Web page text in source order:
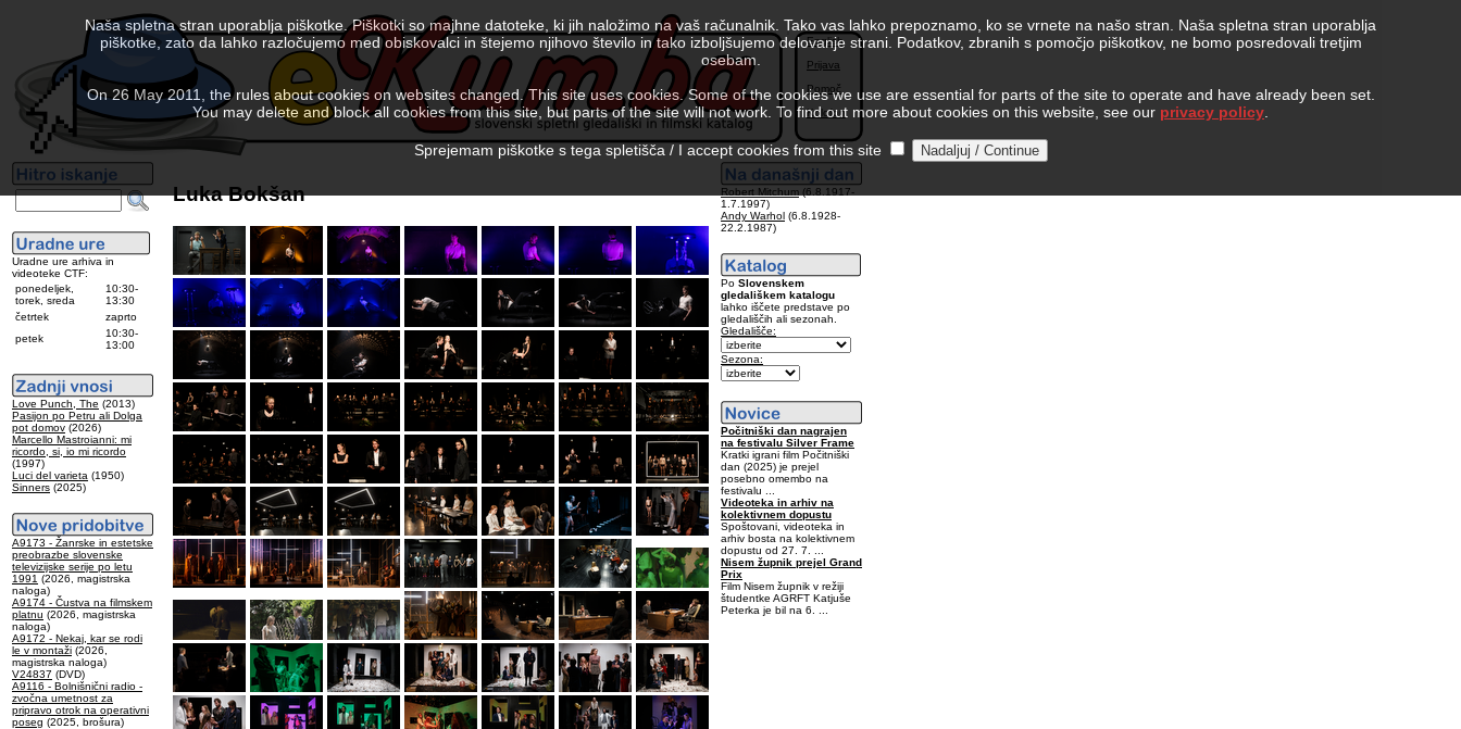
English
Prijava
Pomoč
Kolofon
Uradne ure arhiva in
videoteke CTF:
ponedeljek,
torek, sreda
10:30-
13:30
četrtek
zaprto
petek
10:30-
13:00
Love Punch, The (2013)
Pasijon po Petru ali Dolga
pot domov (2026)
Marcello Mastroianni: mi
ricordo, si, io mi ricordo
(1997)
Luci del varieta (1950)
Sinners (2025)
A9173 - Žanrske in estetske
preobrazbe slovenske
televizijske serije po letu
1991 (2026, magistrska
naloga)
A9174 - Čustva na filmskem
platnu (2026, magistrska
naloga)
A9172 - Nekaj, kar se rodi
le v montaži (2026,
magistrska naloga)
V24837 (DVD)
A9116 - Bolnišnični radio -
zvočna umetnost za
pripravo otrok na operativni
poseg (2025, brošura)
Luka Bokšan Robert Mitchum (6.8.1917-
1.7.1997)
Andy Warhol (6.8.1928-
22.2.1987)
Po Slovenskem
gledališkem katalogu
lahko iščete predstave po
gledališčih ali sezonah.
Gledališče:
Sezona:
Počitniški dan nagrajen
na festivalu Silver Frame
Kratki igrani film Počitniški
dan (2025) je prejel
posebno omembo na
festivalu ...
Videoteka in arhiv na
kolektivnem dopustu
Spoštovani, videoteka in
arhiv bosta na kolektivnem
dopustu od 27. 7. ...
Nisem župnik prejel Grand
Prix
Film Nisem župnik v režiji
študentke AGRFT Katjuše
Peterka je bil na 6. ...
Naša spletna stran uporablja piškotke. Piškotki so majhne datoteke, ki jih naložimo na vaš računalnik. Tako vas lahko prepoznamo, ko se vrnete na našo stran. Naša spletna stran uporablja
piškotke, zato da lahko razločujemo med obiskovalci in štejemo njihovo število in tako izboljšujemo delovanje strani. Podatkov, zbranih s pomočjo piškotkov, ne bomo posredovali tretjim
osebam.
On 26 May 2011, the rules about cookies on websites changed. This site uses cookies. Some of the cookies we use are essential for parts of the site to operate and have already been set.
You may delete and block all cookies from this site, but parts of the site will not work. To find out more about cookies on this website, see our privacy policy
Sprejemam piškotke s tega spletišča / I accept cookies from this site